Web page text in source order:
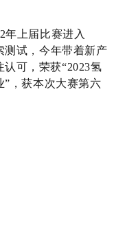
年上届比赛进入
测试，今年带着新产
可，荣获“2023氢
”，获本次大赛第六